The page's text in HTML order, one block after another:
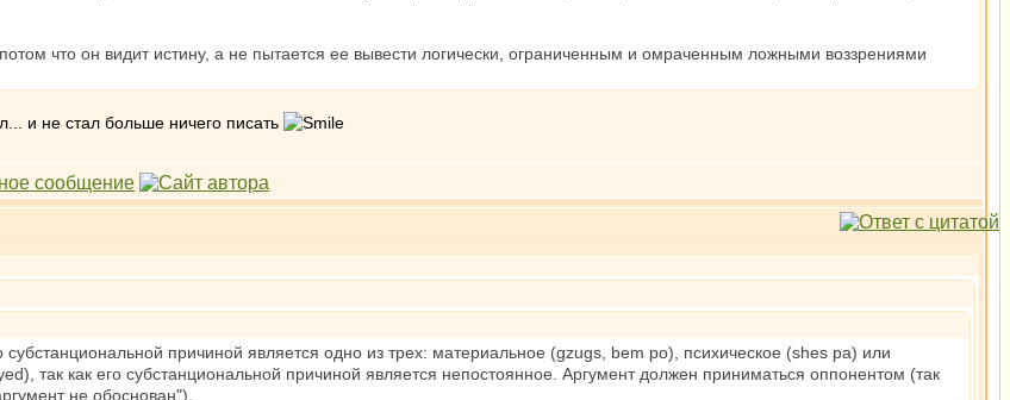
что он видит истину, а не пытается ее вывести логически, ограниченным и омраченным ложными воззрениями
и не стал больше ничего писать
причиной является одно из трех: материальное (gzugs, bem po), психическое (shes pa) или
так как его субстанциональной причиной является непостоянное. Аргумент должен приниматься оппонентом (так
не обоснован").